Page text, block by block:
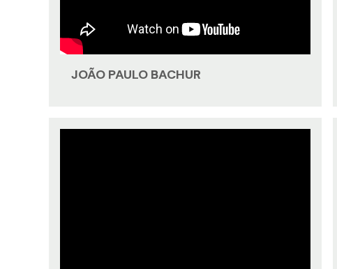
JOÃO PAULO BACHUR